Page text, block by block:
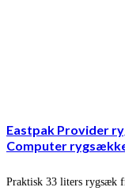
Eastpak Provider
Computer
Praktisk 33 liters rygsæk